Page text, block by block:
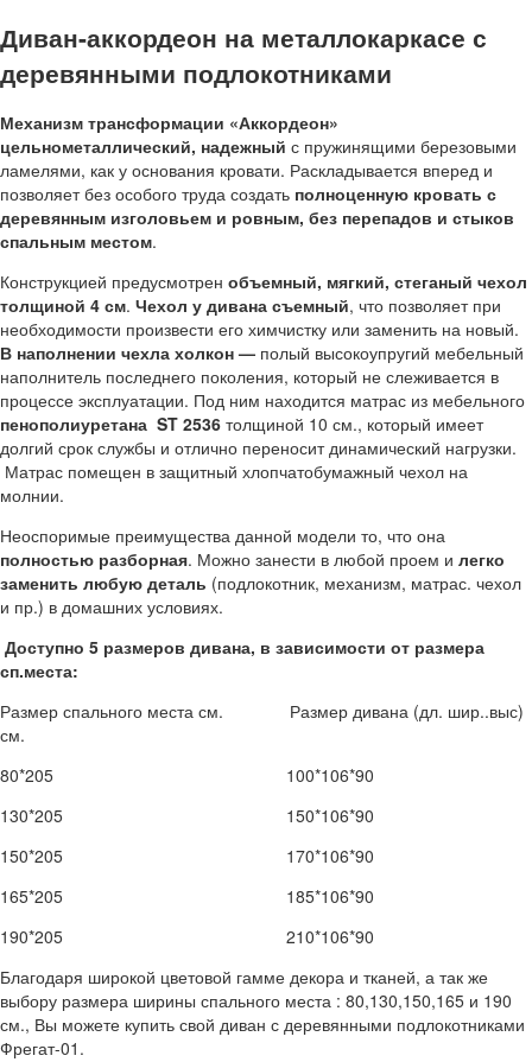
Диван-аккордеон на металлокаркасе с
деревянными подлокотниками
Механизм трансформации «Аккордеон»
цельнометаллический, надежный с пружинящими березовыми
ламелями, как у основания кровати. Раскладывается вперед и
позволяет без особого труда создать полноценную кровать с
деревянным изголовьем и ровным, без перепадов и стыков
спальным местом.
Конструкцией предусмотрен объемный, мягкий, стеганый чехол
толщиной 4 см. Чехол у дивана съемный, что позволяет при
необходимости произвести его химчистку или заменить на новый.
В наполнении чехла холкон — полый высокоупругий мебельный
наполнитель последнего поколения, который не слеживается в
процессе эксплуатации. Под ним находится матрас из мебельного
пенополиуретана ST 2536 толщиной 10 см., который имеет
долгий срок службы и отлично переносит динамический нагрузки.
Матрас помещен в защитный хлопчатобумажный чехол на
молнии.
Неоспоримые преимущества данной модели то, что она
полностью разборная. Можно занести в любой проем и легко
заменить любую деталь (подлокотник, механизм, матрас. чехол
и пр.) в домашних условиях.
Доступно 5 размеров дивана, в зависимости от размера
сп.места:
Размер спального места см. Размер дивана (дл. шир..выс)
см.
80*205 100*106*90
130*205 150*106*90
150*205 170*106*90
165*205 185*106*90
190*205 210*106*90
Благодаря широкой цветовой гамме декора и тканей, а так же
выбору размера ширины спального места : 80,130,150,165 и 190
см., Вы можете купить свой диван с деревянными подлокотниками
Фрегат-01.